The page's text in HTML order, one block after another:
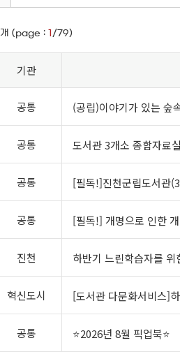
개 (page :1 /79)
기관
공통 (공립)이야기가 있는 숲
공통 도서관 3개소 종합자료
공통 [필독!]진천군립도서관
공통 [필독!] 개명으로 인한
진천 하반기 느린학습자를
혁신도시 [도서관 다문화서비스]
공통 ⭐2026년 8월 픽업북⭐